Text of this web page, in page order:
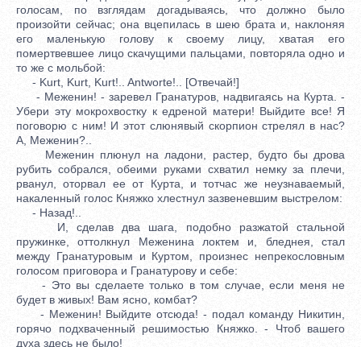
голосам, по взглядам догадываясь, что должно было
произойти сейчас; она вцепилась в шею брата и, наклоняя
его маленькую голову к своему лицу, хватая его
помертвевшее лицо скачущими пальцами, повторяла одно и
то же с мольбой:
- Kurt, Kurt, Kurt!.. Antworte!.. [Отвечай!]
- Меженин! - заревел Гранатуров, надвигаясь на Курта. -
Убери эту мокрохвостку к едреной матери! Выйдите все! Я
поговорю с ним! И этот слюнявый скорпион стрелял в нас?
А, Меженин?..
Меженин плюнул на ладони, растер, будто бы дрова
рубить собрался, обеими руками схватил немку за плечи,
рванул, оторвал ее от Курта, и тотчас же неузнаваемый,
накаленный голос Княжко хлестнул зазвеневшим выстрелом:
- Назад!..
И, сделав два шага, подобно разжатой стальной
пружинке, оттолкнул Меженина локтем и, бледнея, стал
между Гранатуровым и Куртом, произнес непрекословным
голосом приговора и Гранатурову и себе:
- Это вы сделаете только в том случае, если меня не
будет в живых! Вам ясно, комбат?
- Меженин! Выйдите отсюда! - подал команду Никитин,
горячо подхваченный решимостью Княжко. - Чтоб вашего
духа здесь не было!